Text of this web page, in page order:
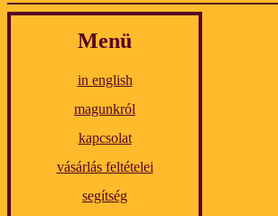
Menü
in english
magunkról
kapcsolat
vásárlás feltételei
segítség